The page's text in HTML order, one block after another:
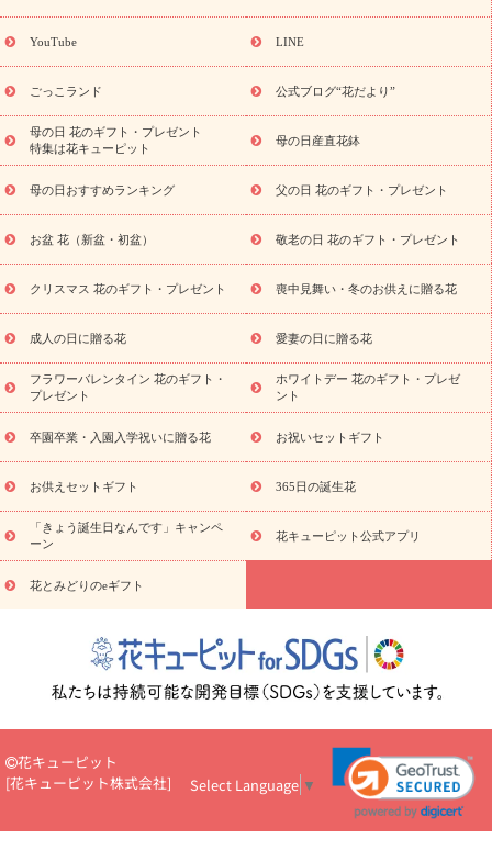
(トルコキキョウ)
9月の誕生花(リンドウ)
ら探す
お祝いの花特集 当日配達特急便 お祝い商品一覧
念日
結婚祝い 出産祝い 退院祝い・快気祝い
寿祝い
プチギフト ペットのお祝いフラワー
供え・お悔やみ商品一覧
お供え・お悔やみの花
四十九日法要以
お供え プリザーブドフラワー
ペットのお供えフラワー
お盆（新
盆・初盆）
その他 お祝い返し お見舞い
お取り寄せギフト
ビジネス用
ご自宅用 観葉植物 ミディ胡蝶蘭
プリザーブ
ドフラワー
スタイルから探す アレンジメント 花束
スタ
ンド花
お祝い お供え・お悔やみ 胡蝶蘭 胡蝶蘭・花鉢
ディ胡蝶蘭・お祝い
ミディ胡蝶蘭・お供え
世界初の青色胡蝶蘭
観葉植物
観葉植物 産直多肉植物
プリザーブドフラワー
お祝い
お供え・お悔やみ 花とセットギフト
セミオーダー
プチギフト（hanamore -ハナモア-）
花とみどりのeギフト
キューピットのeGfit
カラー ピンク イエローオレンジ
レッ
ド
お花の種類 トルコキキョウ
お祝い お祝い・3000円～ お祝い・4000円～
お祝い・
5000円～
お祝い・7000円～ お祝い・ 10000円～
お供え・お
悔やみ
円～
お供え・お悔やみ・
いのマナー
定年退職祝いのマナー
お祝いを贈るときのマナー・
花キューピットのお祝いコラム一覧
誕生日のお花を「色
彩心理学」で選ぶ方法
結婚祝いの予算相場
出産祝いお役立ち情
ール
新築引っ越し祝いコラム お祝い花のマナー総まとめ
職
場上司や先輩へ贈るお祝い花の正解は？
開店祝いの花 選び方ガイ
お供えを贈るときのマナー・ルール
花キューピットのお供え・
YouTube LINE
ごっこランド 公式ブログ“花だより”
母の日 花のギフト・プレゼント
特集は花キューピット
母の日産直花鉢
母の日おすすめランキング 父の日 花のギフト・プレゼント
お盆 花（新盆・初盆） 敬老の日 花のギフト・プレゼント
クリスマス 花のギフト・プレゼント 喪中見舞い・冬のお供えに贈る花
成人の日に贈る花 愛妻の日に贈る花
フラワーバレンタイン 花のギフト・
プレゼント
ホワイトデー 花のギフト・プレゼ
ント
卒園卒業・入園入学祝いに贈る花 お祝いセットギフト
お供えセットギフト 365日の誕生花
「きょう誕生日なんです」キャンペ
ーン
花キューピット公式アプリ
花とみどりのeギフト
花キューピット
[花キューピット株式会社] Select Language ▼